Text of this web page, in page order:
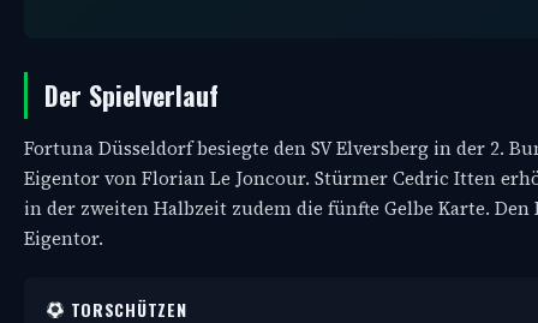
Der Spielverlauf
Fortuna Düsseldorf besiegte den SV Elversberg in der 2.
Eigentor von Florian Le Joncour. Stürmer Cedric Itten
in der zweiten Halbzeit zudem die fünfte Gelbe Karte.
Eigentor.
TORSCHÜTZEN